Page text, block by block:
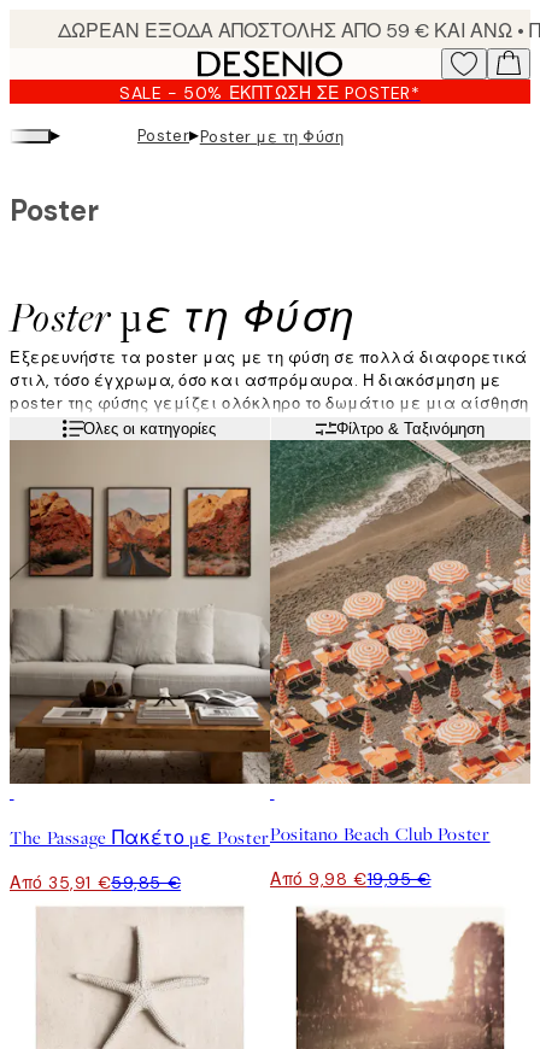
content.
SALE - 50% ΈΚΠΤΩΣΗ ΣΕ POSTER*
▸ Poster▸Poster με τη Φύση
Poster με τη Φύση
Poster
Εξερευνήστε τα poster μας με τη φύση σε πολλά διαφορετικά
στιλ, τόσο έγχρωμα, όσο και ασπρόμαυρα. Η διακόσμηση με
poster της φύσης γεμίζει ολόκληρο το δωμάτιο με μια αίσθηση
γαλήνης και αρμονίας. Διακοσμήστε τους τοίχους σας με
σχέδια που απεικονίζουν μια κυματιστή θάλασσα, ένα
καταπράσινο δάσος ή τη θέα από την κορυφή ενός βουνού.
Έχουμε μία μεγάλη συλλογή που ταιριάζει σε όλα τα είδη
στιλ διακόσμησης.
Διαβάστε περισσότερα
Όλες οι κατηγορίες Φίλτρο & Ταξινόμηση
The Passage Πακέτο με Poster
Από 35,91 €59,85 €
Positano Beach Club Poster
Από 9,98 €19,95 €